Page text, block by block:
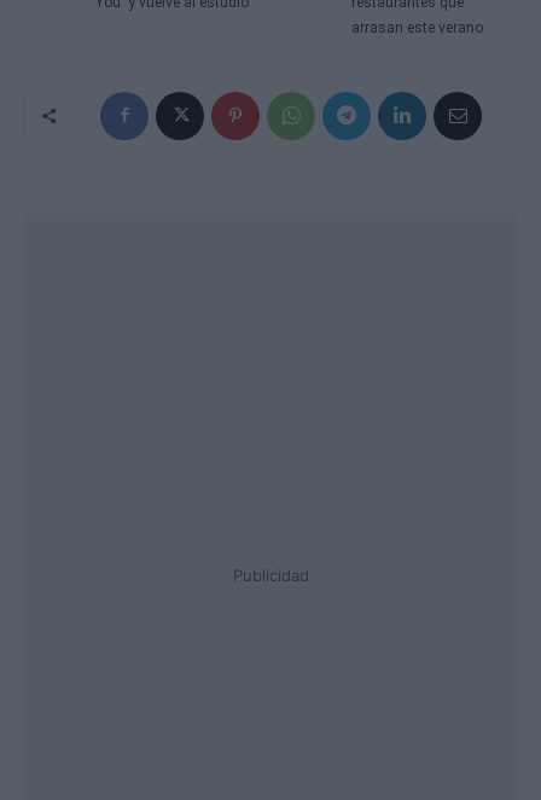
arrasan este verano
Publicidad